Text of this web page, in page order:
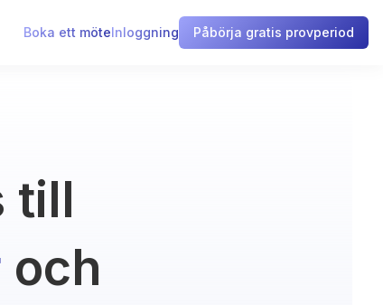
Boka ett möteInloggning Påbörja gratis provperiod
till
och